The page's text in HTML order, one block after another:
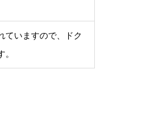
ていますので、ドク